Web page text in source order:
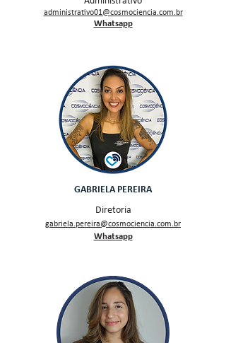
administrativo01@cosmociencia.com.br
Whatsapp
GABRIELA PEREIRA
Diretoria
gabriela.pereira@cosmociencia.com.br
Whatsapp